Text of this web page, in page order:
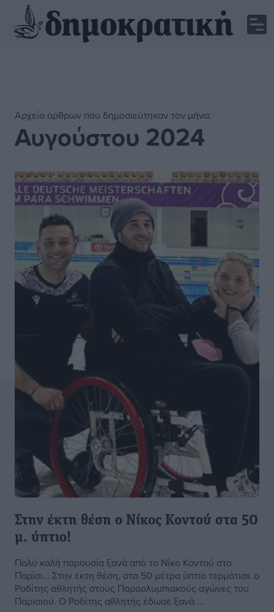
Αρχείο άρθρων που δημοσιεύτηκαν τον μήνα:
Αυγούστου 2024
Στην έκτη θέση ο Νίκος Κοντού στα 50
μ. ύπτιο!
Πολύ καλή παρουσία ξανά από το Νίκο Κοντού στο
Παρίσι… Στην έκτη θέση, στα 50 μέτρα ύπτιο τερμάτισε ο
Ροδίτης αθλητής στους Παραολυμπιακούς αγώνες του
Παρισιού. Ο Ροδίτης αθλητής έδωσε ξανά ...